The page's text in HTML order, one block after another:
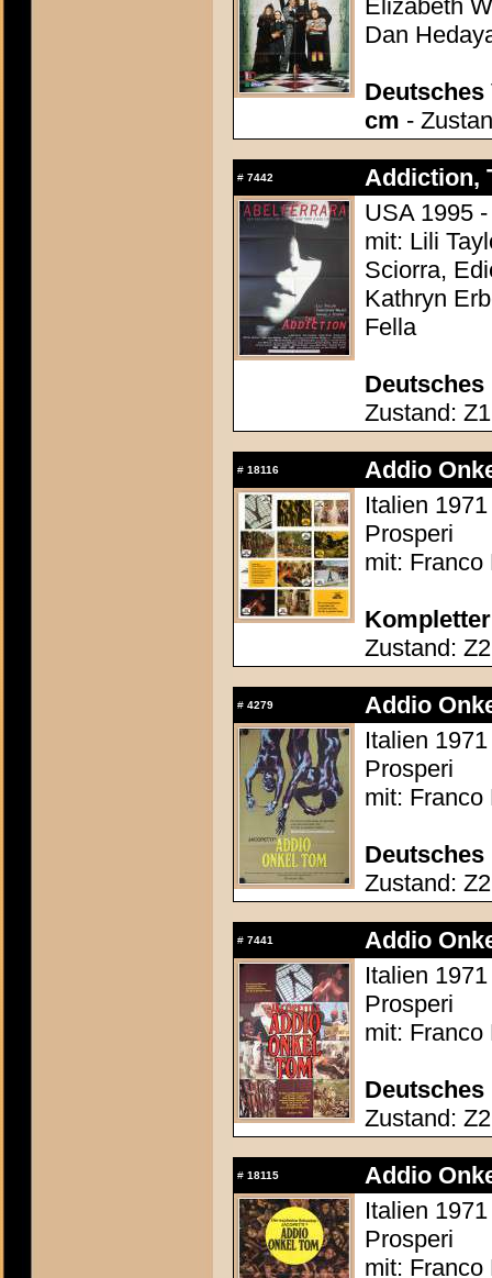
Elizabeth
Dan
Deutsches
cm -
# 7442
Addiction,
USA 1995
mit: Lili
Sciorra,
Kathryn
Fella
Deutsches
Zustand:
# 18116
Addio
Italien
Prosperi
mit: Franco
Zustand: Z2
# 4279
Addio
Italien
Prosperi
mit: Franco
Deutsches
Zustand:
# 7441
Addio
Italien
Prosperi
mit: Franco
Deutsches
Zustand:
# 18115
Addio
Italien
Prosperi
mit: Franco